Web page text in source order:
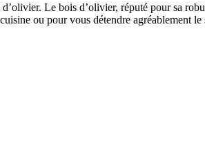
Le bois d’olivier, réputé pour sa
ou pour vous détendre agréablement